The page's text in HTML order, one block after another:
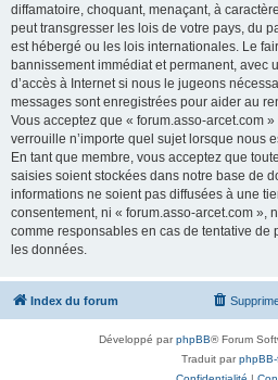
diffamatoire, choquant, menaçant, à
peut transgresser les lois de votre pays, du
est hébergé ou les lois internationales. Le
bannissement immédiat et permanent, avec
d’accès à Internet si nous le jugeons
messages sont enregistrées pour aider au
Vous acceptez que « forum.asso-arcet.com
verrouille n’importe quel sujet lorsque nous
En tant que membre, vous acceptez que
saisies soient stockées dans notre base de
informations ne soient pas diffusées à une
consentement, ni « forum.asso-arcet.com »,
comme responsables en cas de tentative de
les données.
Index du forum
Développé parphpBB® Forum
Traduit parphpBB-